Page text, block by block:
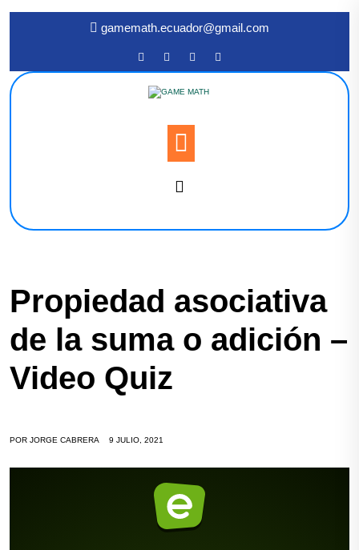
gamemath.ecuador@gmail.com
Propiedad asociativa
de la suma o adición –
Video Quiz
POR JORGE CABRERA 9 JULIO, 2021